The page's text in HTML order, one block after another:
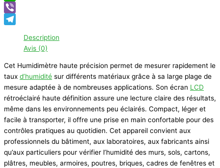
WhatsApp
Viber
Description
Avis (0)
Cet Humidimètre haute précision permet de mesurer rapidement le
taux d’humidité sur différents matériaux grâce à sa large plage de
mesure adaptée à de nombreuses applications. Son écran LCD
rétroéclairé haute définition assure une lecture claire des résultats,
même dans les environnements peu éclairés. Compact, léger et
facile à transporter, il offre une prise en main confortable pour des
contrôles pratiques au quotidien. Cet appareil convient aux
professionnels du bâtiment, aux laboratoires, aux fabricants ainsi
qu’aux particuliers pour vérifier l’humidité des murs, sols, cartons,
plâtres, meubles, armoires, poutres, briques, cadres de fenêtres et